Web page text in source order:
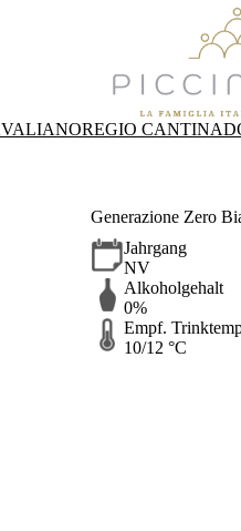
VALIANOREGIO CANTINA
Generazione Zero
Jahrgang
NV
Alkoholgehalt
0%
Empf.
10/12 °C